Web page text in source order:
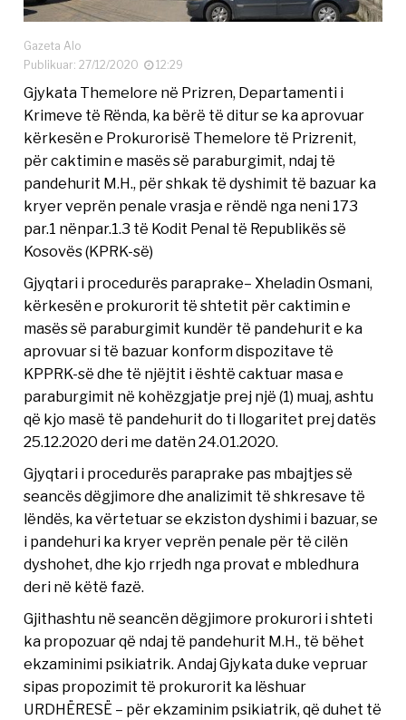
Gazeta Alo
Publikuar: 27/12/2020
12:29
Gjykata Themelore në Prizren, Departamenti i
Krimeve të Rënda, ka bërë të ditur se ka aprovuar
kërkesën e Prokurorisë Themelore të Prizrenit,
për caktimin e masës së paraburgimit, ndaj të
pandehurit M.H., për shkak të dyshimit të bazuar ka
kryer veprën penale vrasja e rëndë nga neni 173
par.1 nënpar.1.3 të Kodit Penal të Republikës së
Kosovës (KPRK-së)
Gjyqtari i procedurës paraprake– Xheladin Osmani,
kërkesën e prokurorit të shtetit për caktimin e
masës së paraburgimit kundër të pandehurit e ka
aprovuar si të bazuar konform dispozitave të
KPPRK-së dhe të njëjtit i është caktuar masa e
paraburgimit në kohëzgjatje prej një (1) muaj, ashtu
që kjo masë të pandehurit do ti llogaritet prej datës
25.12.2020 deri me datën 24.01.2020.
Gjyqtari i procedurës paraprake pas mbajtjes së
seancës dëgjimore dhe analizimit të shkresave të
lëndës, ka vërtetuar se ekziston dyshimi i bazuar, se
i pandehuri ka kryer veprën penale për të cilën
dyshohet, dhe kjo rrjedh nga provat e mbledhura
deri në këtë fazë.
Gjithashtu në seancën dëgjimore prokurori i shteti
ka propozuar që ndaj të pandehurit M.H., të bëhet
ekzaminimi psikiatrik. Andaj Gjykata duke vepruar
sipas propozimit të prokurorit ka lëshuar
URDHËRESË – për ekzaminim psikiatrik, që duhet të